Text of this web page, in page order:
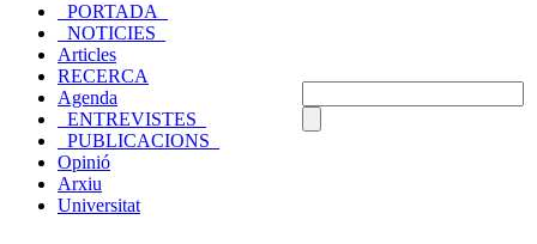
_PORTADA_
_NOTICIES_
Articles
RECERCA
Agenda
_ENTREVISTES_
_PUBLICACIONS_
Opinió
Arxiu
Universitat